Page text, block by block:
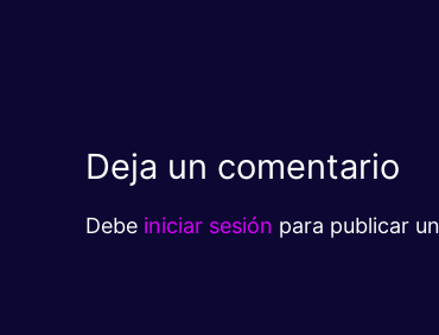
Deja un comentario
Debe iniciar sesión para publicar